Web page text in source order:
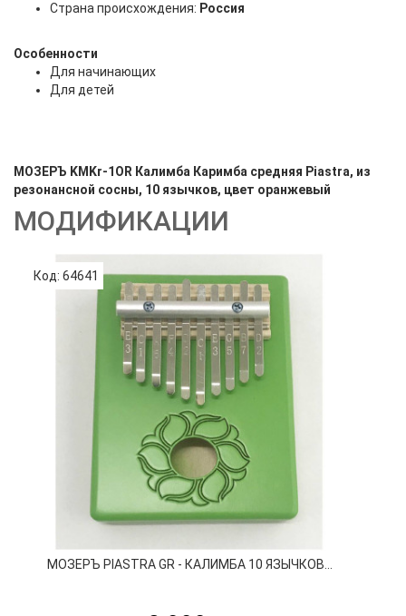
Страна происхождения: Россия
Особенности
Для начинающих
Для детей
МОЗЕРЪ KMKr-1OR Калимба Каримба средняя Piastra, из
резонансной сосны, 10 язычков, цвет оранжевый
МОДИФИКАЦИИ
Код: 64641
МОЗЕРЪ PIASTRA GR - КАЛИМБА 10 ЯЗЫЧКОВ...